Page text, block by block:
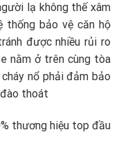
lạ không thế xâm
thống bảo vệ căn hộ
được nhiều rủi ro
nằm ở trên cùng tòa
nổ phải đảm bảo
thoát
thương hiệu top đầu